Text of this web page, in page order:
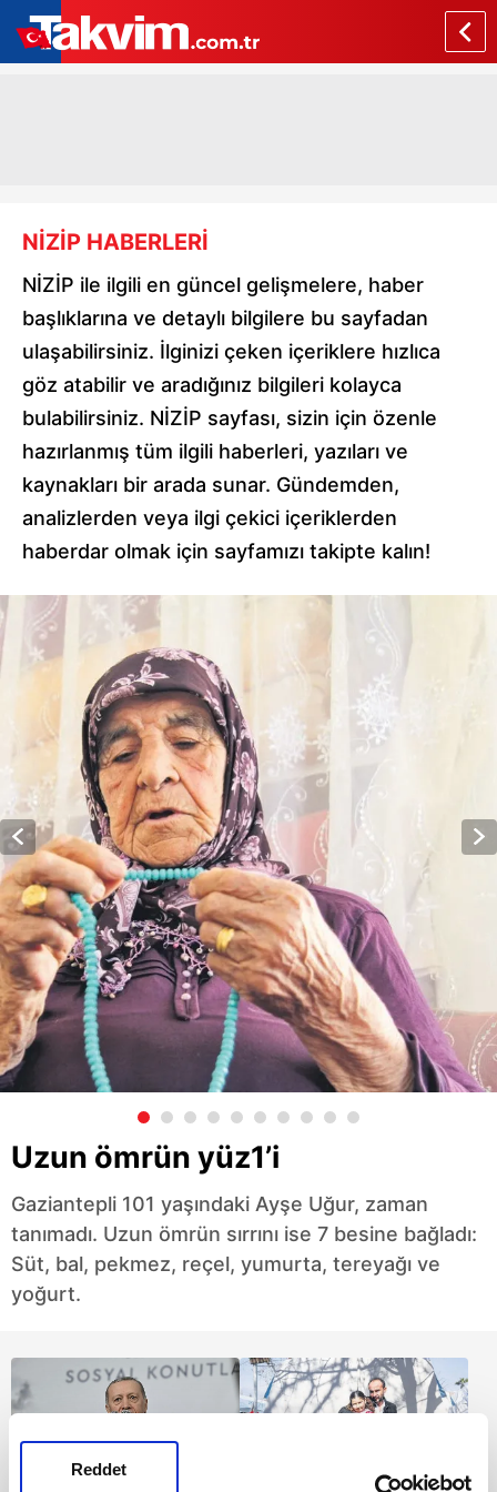
Reddet
NİZİP HABERLERİ
NİZİP ile ilgili en güncel gelişmelere, haber
başlıklarına ve detaylı bilgilere bu sayfadan
ulaşabilirsiniz. İlginizi çeken içeriklere hızlıca
göz atabilir ve aradığınız bilgileri kolayca
bulabilirsiniz. NİZİP sayfası, sizin için özenle
hazırlanmış tüm ilgili haberleri, yazıları ve
kaynakları bir arada sunar. Gündemden,
analizlerden veya ilgi çekici içeriklerden
haberdar olmak için sayfamızı takipte kalın!
Uzun ömrün yüz1’i
Gaziantepli 101 yaşındaki Ayşe Uğur, zaman
tanımadı. Uzun ömrün sırrını ise 7 besine bağladı:
Süt, bal, pekmez, reçel, yumurta, tereyağı ve
yoğurt.